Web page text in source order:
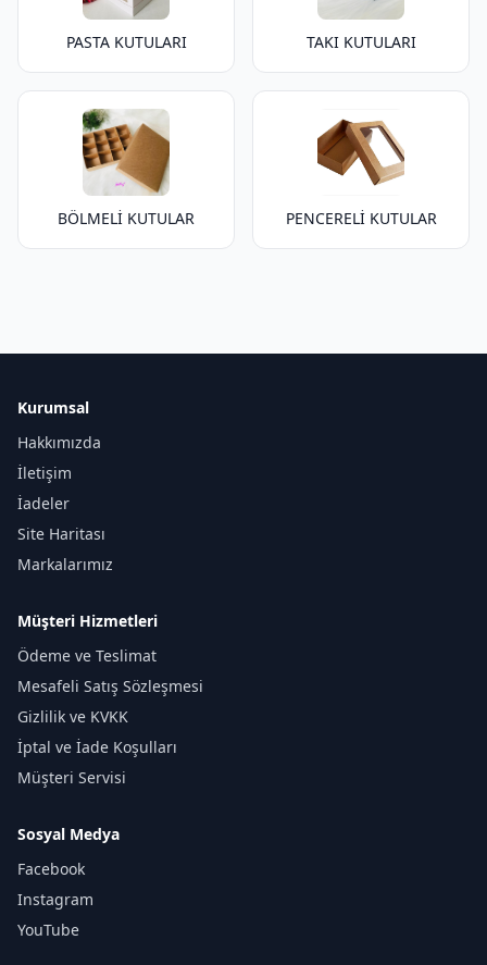
PASTA KUTULARI TAKI KUTULARI
BÖLMELİ KUTULAR PENCERELİ KUTULAR
Kurumsal
Hakkımızda
İletişim
İadeler
Site Haritası
Markalarımız
Müşteri Hizmetleri
Ödeme ve Teslimat
Mesafeli Satış Sözleşmesi
Gizlilik ve KVKK
İptal ve İade Koşulları
Müşteri Servisi
Sosyal Medya
Facebook
Instagram
YouTube